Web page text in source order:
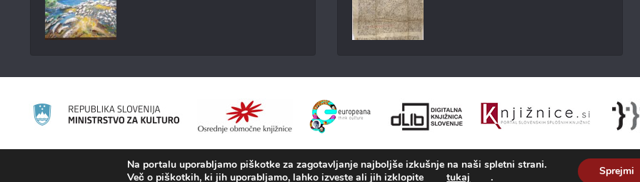
Portal KAMRA, Izdelava: TrueCAD d.o.o.
Na portalu uporabljamo piškotke za zagotavljanje najboljše izkušnje na naši spletni strani.
Več o piškotkih, ki jih uporabljamo, lahko izveste ali jih izklopite
tukaj . Sprejmi